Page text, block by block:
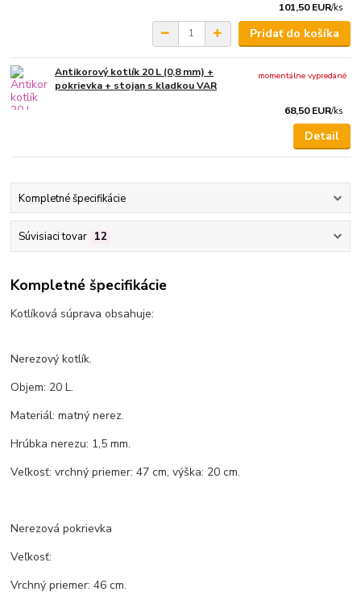
101,50 EUR/ks
Pridať do košíka
Antikorový kotlík 20 L (0,8 mm) +
pokrievka + stojan s kladkou VAR
68,50 EUR/ks
momentálne vypredané
Detail
Kompletné špecifikácie
Súvisiaci tovar 12
Kompletné špecifikácie
Kotlíková súprava obsahuje:
Nerezový kotlík.
Objem: 20 L.
Materiál: matný nerez.
Hrúbka nerezu: 1,5 mm.
Veľkosť: vrchný priemer: 47 cm, výška: 20 cm.
Nerezová pokrievka
Veľkosť:
Vrchný priemer: 46 cm.